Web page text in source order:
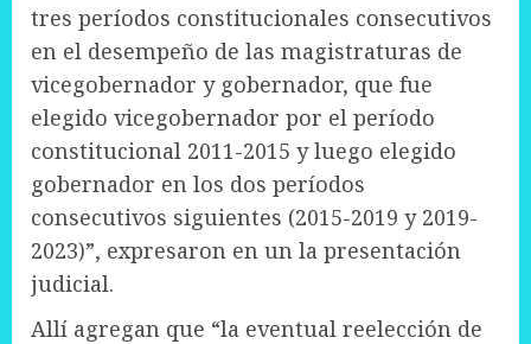
tres períodos constitucionales consecutivos
en el desempeño de las magistraturas de
vicegobernador y gobernador, que fue
elegido vicegobernador por el período
constitucional 2011-2015 y luego elegido
gobernador en los dos períodos
consecutivos siguientes (2015-2019 y 2019-
2023)”, expresaron en un la presentación
judicial.
Allí agregan que “la eventual reelección de